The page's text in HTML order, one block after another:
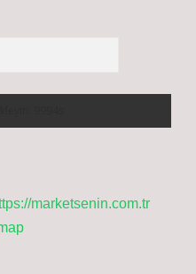
marketsenin.com.tr